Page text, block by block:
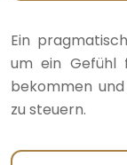
Ein
um ein Gefühl
bekommen
zu steuern.